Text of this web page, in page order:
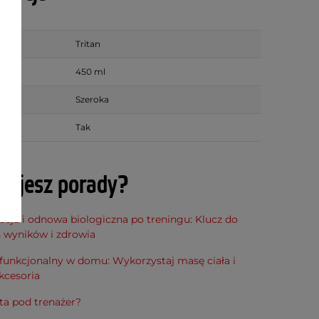
Tritan
450 ml
Szeroka
Tak
porady?
i odnowa biologiczna po treningu: Klucz do
wyników i zdrowia
w domu: Wykorzystaj masę ciała i
pod trenażer?